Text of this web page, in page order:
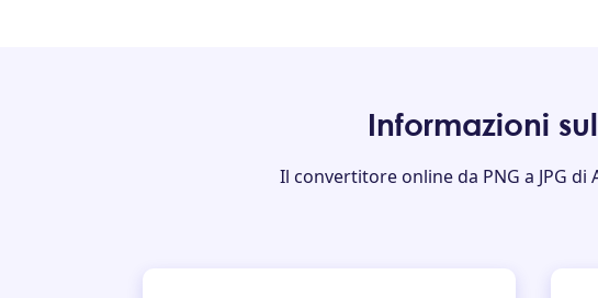
Informazioni
Il convertitore online da PNG a JPG